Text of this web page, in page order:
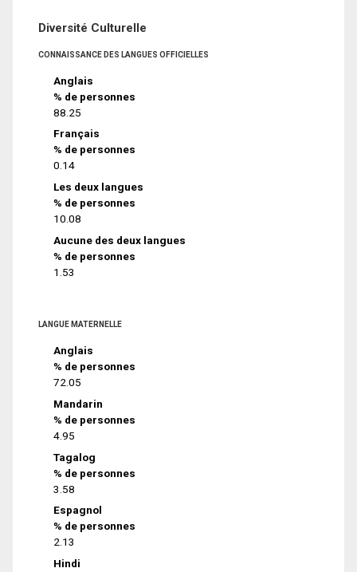
Diversité Culturelle
CONNAISSANCE DES LANGUES OFFICIELLES
Anglais
% de personnes
88.25
Français
% de personnes
0.14
Les deux langues
% de personnes
10.08
Aucune des deux langues
% de personnes
1.53
LANGUE MATERNELLE
Anglais
% de personnes
72.05
Mandarin
% de personnes
4.95
Tagalog
% de personnes
3.58
Espagnol
% de personnes
2.13
Hindi